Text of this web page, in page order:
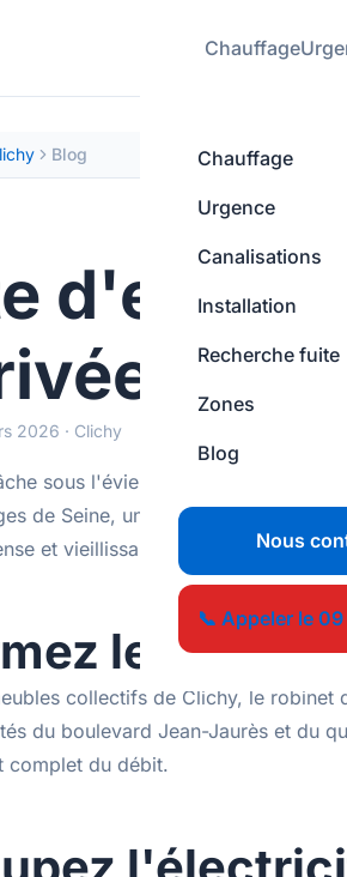
Chauffage
Chauffage
Urgence
Canalisations
Installation
Recherche fuite
Zones
Blog
Nous
📞 Appeler le
Blog
d'eau :
du
2026 · Clichy
sous l'évier de votre
de Seine, un radiateur qui fuit
et vieillissant. Voici les cinq
le
collectifs de Clichy, le
du boulevard Jean-Jaurès et du
complet du débit.